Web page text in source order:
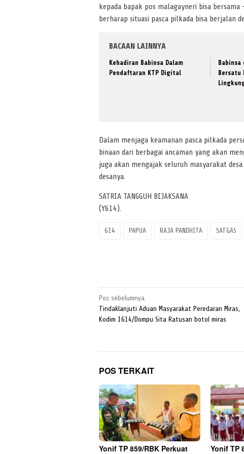
kepada bapak pos malagayneri bisa bersama
berharap situasi pasca pilkada bisa berjalan
BACAAN LAINNYA
Kehadiran Babinsa Dalam
Pendaftaran KTP Digital
Babinsa
Bersatu
Dalam menjaga keamanan pasca pilkada
binaan dari berbagai ancaman yang akan
juga akan mengajak seluruh masyarakat
desanya.
SATRIA TANGGUH BIJAKSANA
(Y614).
614 PAPUA RAJA PANDHITA SATGAS
Navigasi
pos
Pos sebelumnya
Tindaklanjuti Aduan Masyarakat Peredaran Miras,
Kodim 1614/Dompu Sita Ratusan botol miras
POS TERKAIT
Yonif TP 859/RBK Perkuat
Yonif TP